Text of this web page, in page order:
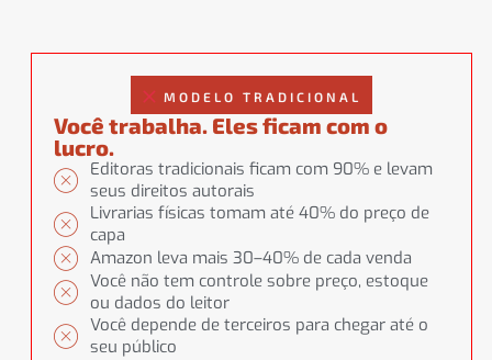
MODELO TRADICIONAL
Você trabalha. Eles ficam com o
lucro.
Editoras tradicionais ficam com 90% e levam
seus direitos autorais
Livrarias físicas tomam até 40% do preço de
capa
Amazon leva mais 30–40% de cada venda
Você não tem controle sobre preço, estoque
ou dados do leitor
Você depende de terceiros para chegar até o
seu público